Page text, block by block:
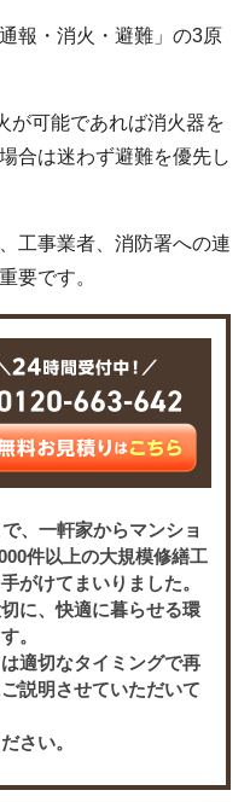
報・消火・避難」の3原
が可能であれば消火器を
合は迷わず避難を優先し
工事業者、消防署への連
要です。
、一軒家からマンショ
件以上の大規模修繕工
がけてまいりました。
に、快適に暮らせる環
。
適切なタイミングで再
説明させていただいて
さい。